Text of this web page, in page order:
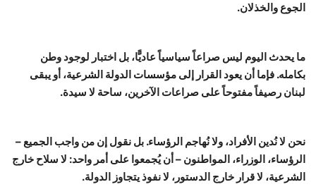
الجوع والخذلان.
ما يحدث اليوم ليس صراعاً سياسياً عاديًّا، بل اختبار لوجود وطن
بكامله. فإما أن يعود القرار إلى مؤسسات الدولة الشرعية، أو يبقى
لبنان رصيفاً مفتوحاً على صراعات الآخرين، ساحة لا سيدة.
نحن لا نُدين الأفراد، ولا نُهاجم الرؤساء. بل نقول إن من واجب الجميع –
الرؤساء، الوزراء، المواطنون – أن يُجمعوا على أمر واحد: لا سلاح خارج
الشرعية، لا قرار خارج الدستور، لا نفوذ يتجاوز الدولة.